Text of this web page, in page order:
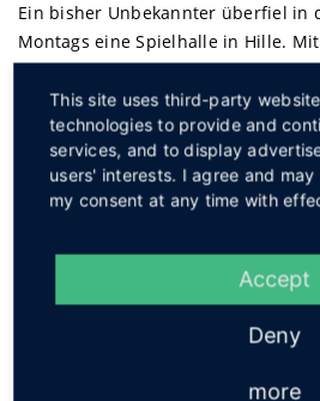
Ein bisher Unbekannter überfiel in
Montags eine Spielhalle in Hille.
gelang dem Täter die Flucht.
Service
This site uses third-party
technologies to provide and
services, and to display
users' interests. I agree and
my consent at any time with
Accept
Deny
more